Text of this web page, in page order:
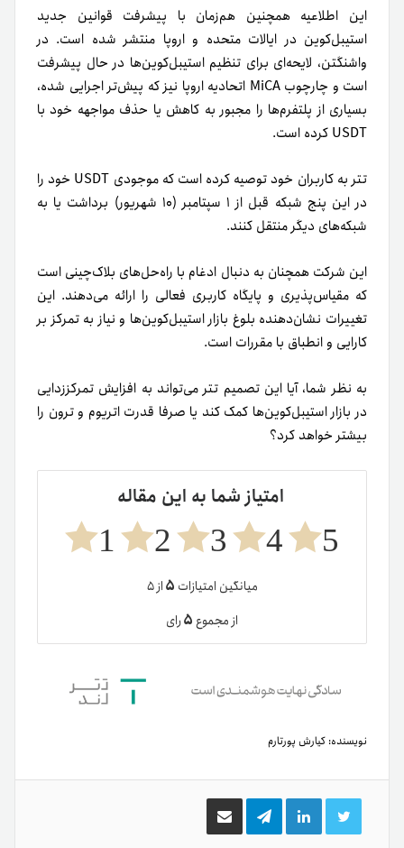
این اطلاعیه همچنین هم‌زمان با پیشرفت قوانین جدید
استیبل‌کوین در ایالات متحده و اروپا منتشر شده است. در
واشنگتن، لایحه‌ای برای تنظیم استیبل‌کوین‌ها در حال پیشرفت
است و چارچوب MiCA اتحادیه اروپا نیز که پیش‌تر اجرایی شده،
بسیاری از پلتفرم‌ها را مجبور به کاهش یا حذف مواجهه خود با
USDT کرده است.
تتر به کاربران خود توصیه کرده است که موجودی USDT خود را
در این پنج شبکه قبل از ۱ سپتامبر (۱۰ شهریور) برداشت یا به
شبکه‌های دیگر منتقل کنند.
این شرکت همچنان به دنبال ادغام با راه‌حل‌های بلاک‌چینی است
که مقیاس‌پذیری و پایگاه کاربری فعالی را ارائه می‌دهند. این
تغییرات نشان‌دهنده بلوغ بازار استیبل‌کوین‌ها و نیاز به تمرکز بر
کارایی و انطباق با مقررات است.
به نظر شما، آیا این تصمیم تتر می‌تواند به افزایش تمرکززدایی
در بازار استیبل‌کوین‌ها کمک کند یا صرفا قدرت اتریوم و ترون را
بیشتر خواهد کرد؟
امتیاز شما به این مقاله
5
4
3
2
1
میانگین امتیازات ۵از ۵
از مجموع۵رای
نویسنده: کیارش پورتارم
توییتر لینکدینتلگرام اشتراک
گذاری